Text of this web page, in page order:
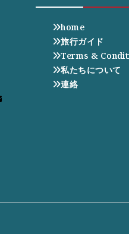
home
旅行ガイド
Terms &
私たちについて
連絡